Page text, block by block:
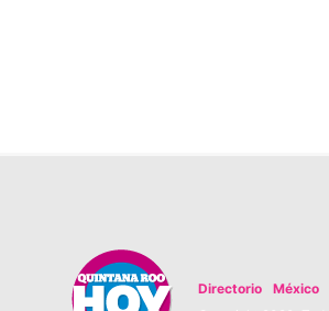
Directorio México